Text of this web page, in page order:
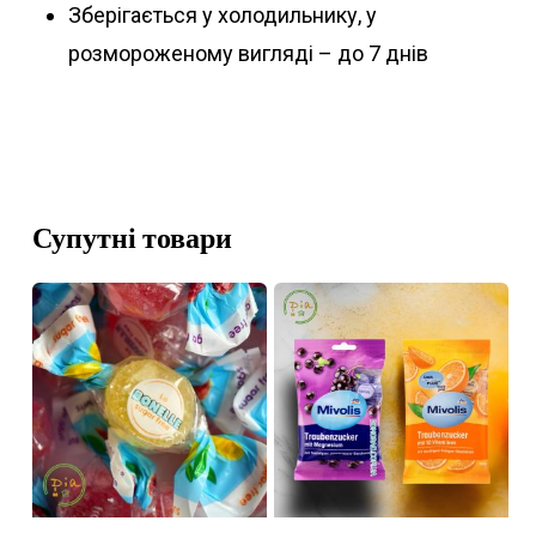
Зберігається у холодильнику, у
розмороженому вигляді – до 7 днів
Супутні товари